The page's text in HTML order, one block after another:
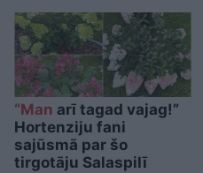
“Man arī tagad vajag!”
Hortenziju fani
sajūsmā par šo
tirgotāju Salaspilī